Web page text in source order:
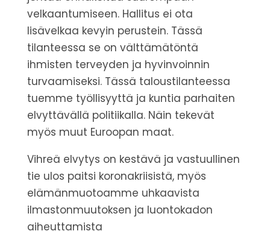
velkaantumiseen. Hallitus ei ota
lisävelkaa kevyin perustein. Tässä
tilanteessa se on välttämätöntä
ihmisten terveyden ja hyvinvoinnin
turvaamiseksi. Tässä taloustilanteessa
tuemme työllisyyttä ja kuntia parhaiten
elvyttävällä politiikalla. Näin tekevät
myös muut Euroopan maat.
Vihreä elvytys on kestävä ja vastuullinen
tie ulos paitsi koronakriisistä, myös
elämänmuotoamme uhkaavista
ilmastonmuutoksen ja luontokadon
aiheuttamista